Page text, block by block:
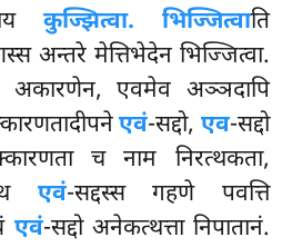
कुज्झित्वा. भिज्जित्वाति
अन्तरे मेत्तिभेदेन भिज्जित्वा.
अकारणेन, एवमेव अञ्ञदापि
एवं-सद्दो, एव-सद्दो
च नाम निरत्थकता,
एवं-सद्दस्स गहणे पवत्ति
एवं-सद्दो अनेकत्थत्ता निपातानं.